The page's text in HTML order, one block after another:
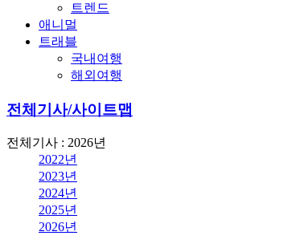
트렌드
애니멀
트래블
국내여행
해외여행
전체기사/사이트맵
전체기사 : 2026년
2022년
2023년
2024년
2025년
2026년